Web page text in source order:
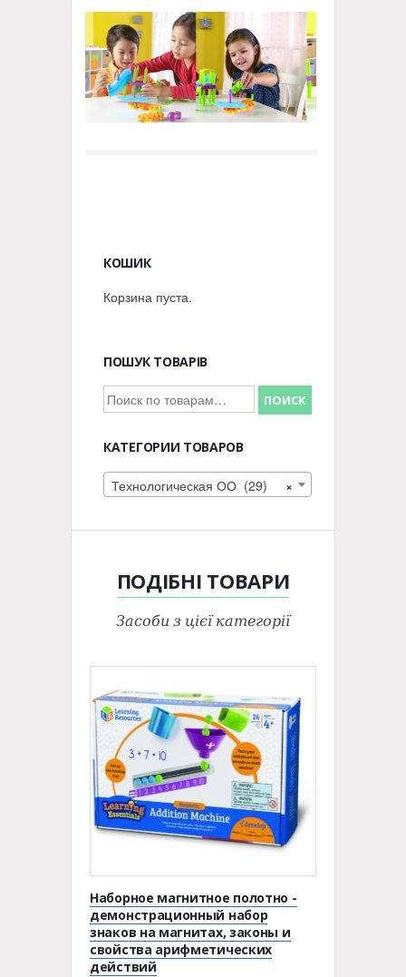
КОШИК
Корзина пуста.
ПОШУК ТОВАРІВ
Искать: ПОИСК
КАТЕГОРИИ ТОВАРОВ
×
Технологическая ОО (29)
ПОДІБНІ ТОВАРИ
Засоби з цієї категорії
Наборное магнитное полотно -
демонстрационный набор
знаков на магнитах, законы и
свойства арифметических
действий